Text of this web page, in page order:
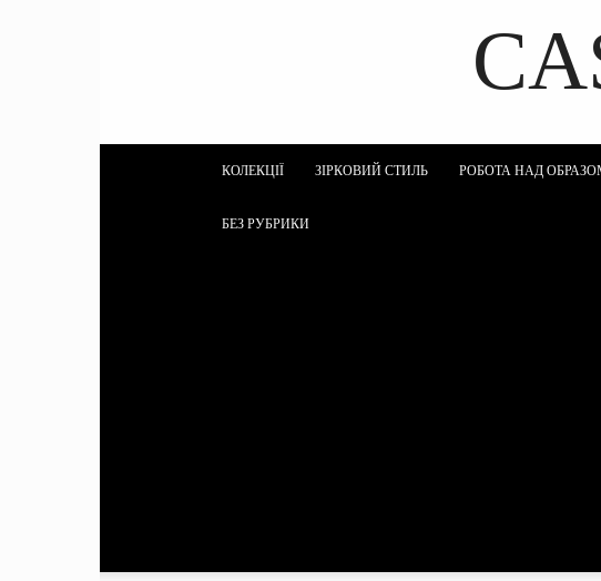
КОЛЕКЦІЇ ЗІРКОВИЙ СТИЛЬ РОБОТА НАД
БЕЗ РУБРИКИ